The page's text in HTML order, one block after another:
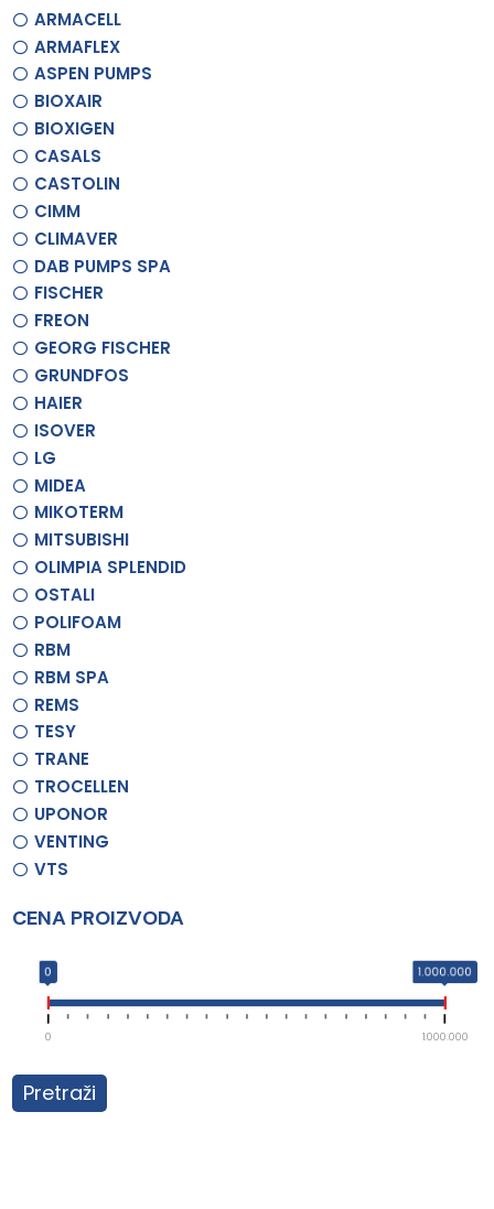
ARMACELL
ARMAFLEX
ASPEN PUMPS
BIOXAIR
BIOXIGEN
CASALS
CASTOLIN
CIMM
CLIMAVER
DAB PUMPS SPA
FISCHER
FREON
GEORG FISCHER
GRUNDFOS
HAIER
ISOVER
LG
MIDEA
MIKOTERM
MITSUBISHI
OLIMPIA SPLENDID
OSTALI
POLIFOAM
RBM
RBM SPA
REMS
TESY
TRANE
TROCELLEN
UPONOR
VENTING
VTS
CENA PROIZVODA
0 1.000.000
0 1.000.000
Pretraži